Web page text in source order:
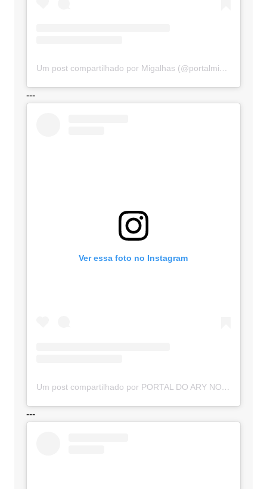
Um post compartilhado por Migalhas (@portalmigalhas)
---
Ver essa foto no Instagram
Um post compartilhado por PORTAL DO ARY NOTÍCIAS (@portaldoarynoticias)
---